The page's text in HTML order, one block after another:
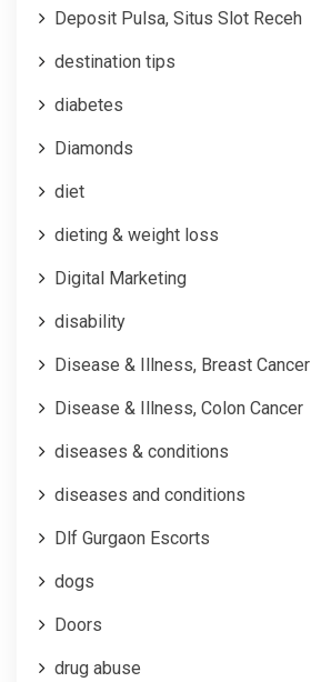
Deposit Pulsa, Situs Slot Receh
destination tips
diabetes
Diamonds
diet
dieting & weight loss
Digital Marketing
disability
Disease & Illness, Breast Cancer
Disease & Illness, Colon Cancer
diseases & conditions
diseases and conditions
Dlf Gurgaon Escorts
dogs
Doors
drug abuse